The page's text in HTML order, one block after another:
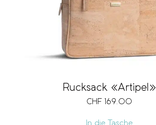
Rucksack «Artipel»
CHF 169.00
In die Tasche